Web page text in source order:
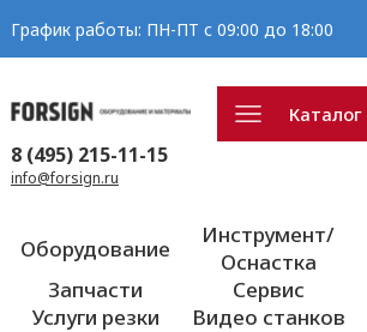
График работы: ПН-ПТ с 09:00 до 18:00
Каталог
8 (495) 215-11-15
info@forsign.ru
Оборудование
Инструмент/
Оснастка
Запчасти
Сервис
Услуги резки
Видео станков